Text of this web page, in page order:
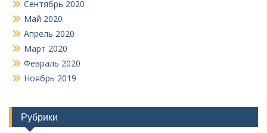
Сентябрь 2020
Май 2020
Апрель 2020
Март 2020
Февраль 2020
Ноябрь 2019
Рубрики